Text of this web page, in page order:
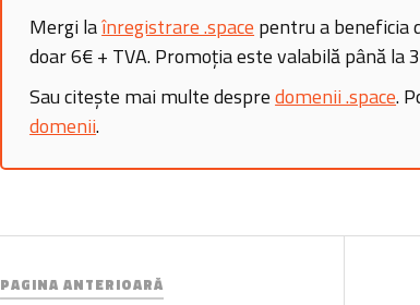
Mergi laînregistrare .space pentru a beneficia
doar 6€ + TVA. Promoția este valabilă până la
Sau citește mai multe despredomenii .space.
domenii.
PAGINA ANTERIOARĂ